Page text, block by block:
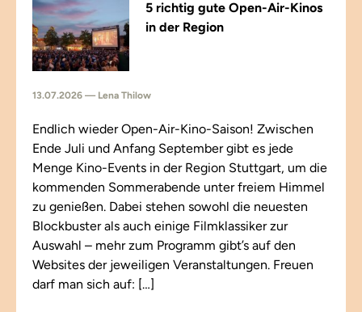
5 richtig gute Open-Air-Kinos
in der Region
13.07.2026 — Lena Thilow
Endlich wieder Open-Air-Kino-Saison! Zwischen
Ende Juli und Anfang September gibt es jede
Menge Kino-Events in der Region Stuttgart, um die
kommenden Sommerabende unter freiem Himmel
zu genießen. Dabei stehen sowohl die neuesten
Blockbuster als auch einige Filmklassiker zur
Auswahl – mehr zum Programm gibt’s auf den
Websites der jeweiligen Veranstaltungen. Freuen
darf man sich auf: […]